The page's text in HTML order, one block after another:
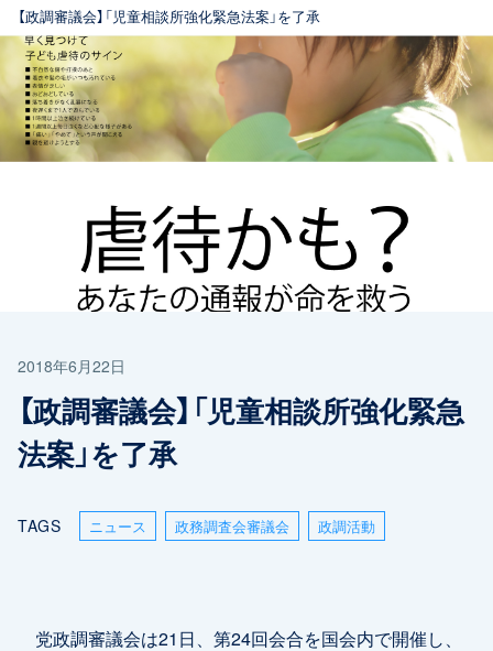
【政調審議会】「児童相談所強化緊急法案」を了承
2018年6月22日
【政調審議会】「児童相談所強化緊急
法案」を了承
TAGS ニュース 政務調査会審議会 政調活動
党政調審議会は21日、第24回会合を国会内で開催し、